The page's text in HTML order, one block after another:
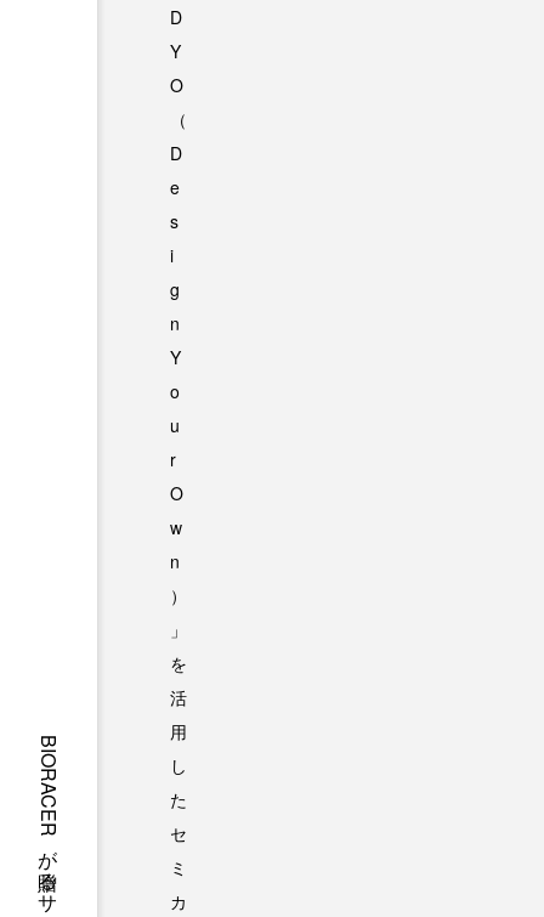
D
Y
O
（
D
e
s
i
g
n
Y
o
u
r
O
w
n
）
」
を
活
用
し
た
セ
ミ
カ